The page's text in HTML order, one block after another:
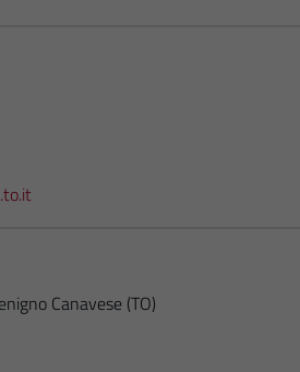
Canavese (TO)